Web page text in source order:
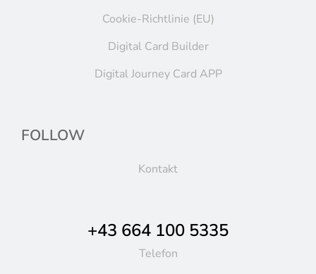
Cookie-Richtlinie (EU)
Digital Card Builder
Digital Journey Card APP
FOLLOW
Kontakt
+43 664 100 5335
Telefon